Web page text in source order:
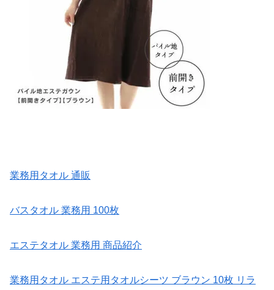
業務用タオル 通販
バスタオル 業務用 100枚
エステタオル 業務用 商品紹介
業務用タオル エステ用タオルシーツ ブラウン 10枚 リラ